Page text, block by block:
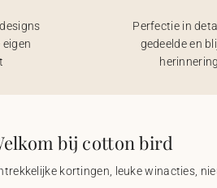
Perfectie in
gedeelde en
bij cotton bird
kortingen, leuke winacties,